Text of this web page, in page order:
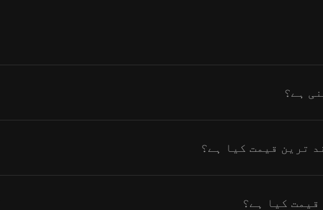
KuCoin LAB ( LAB ) کے لیے ریئل ٹائم USD قیمت کے اپ ڈیٹس فراہم کرتا
رسد کے ساتھ ساتھ مارکیٹ کے جذبات سے متاثر